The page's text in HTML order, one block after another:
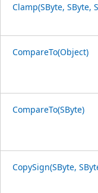
Clamp(SByte, SByte,
CompareTo(Object)
CompareTo(SByte)
CopySign(SByte,